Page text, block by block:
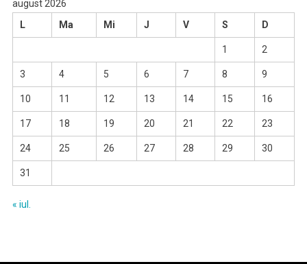
august 2026
L
Ma Mi J V S D
1 2
3 4 5 6 7 8 9
10 11 12 13 14 15 16
17 18 19 20 21 22 23
24 25 26 27 28 29 30
31
« iul.